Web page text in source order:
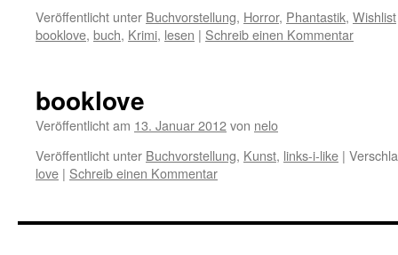
Veröffentlicht unter Buchvorstellung, Horror, Phantastik, Wishlist
booklove, buch, Krimi, lesen | Schreib einen Kommentar
booklove
Veröffentlicht am 13. Januar 2012von nelo
Veröffentlicht unter Buchvorstellung, Kunst, links-i-like |
love | Schreib einen Kommentar